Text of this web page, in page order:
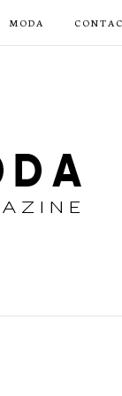
MODA